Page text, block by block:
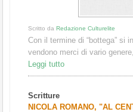
Scritto da Redazione Culturelite
Con il termine di “bottega” si
vendono merci di vario
Leggi tutto
Scritture
NICOLA ROMANO, "AL